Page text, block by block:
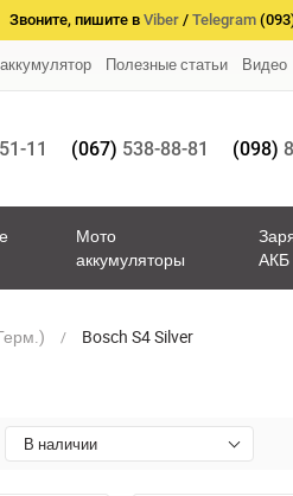
Звоните, пишите в Viber / Telegram
Полезные статьи Видео
11 (067) 538-88-81 (098)
Мото
аккумуляторы
АКБ
Bosch S4 Silver
В наличии